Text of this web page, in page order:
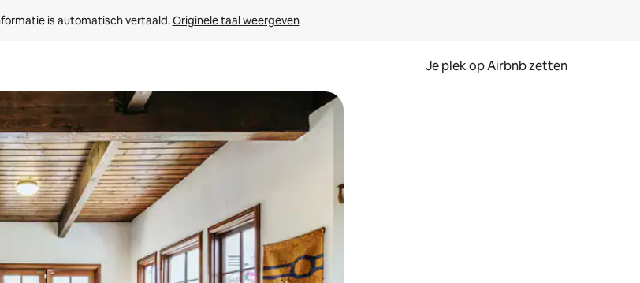
is automatisch vertaald. Originele taal weergeven
Je plek op Airbnb zetten